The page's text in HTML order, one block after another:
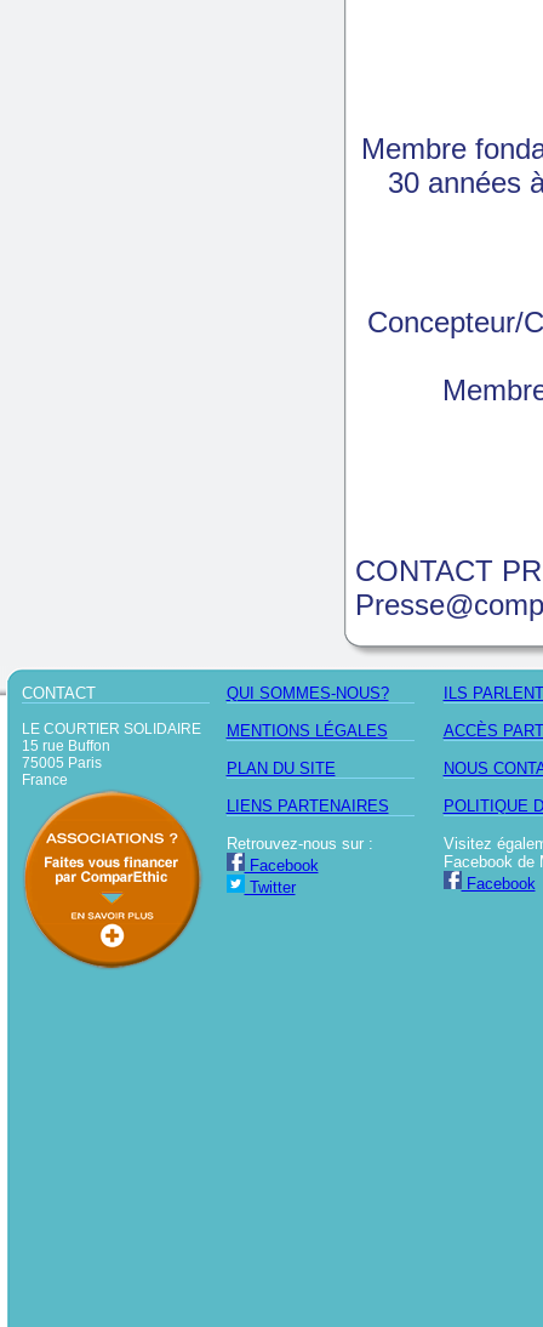
Membre
30 années
Concepteur/
CONTACT
CONTACT
LE COURTIER SOLIDAIRE
15 rue Buffon
75005 Paris
France
QUI SOMMES-NOUS?
MENTIONS LÉGALES
PLAN DU SITE
LIENS PARTENAIRES
Retrouvez-nous sur :
Facebook
Twitter
ILS
ACCÈS
NOUS
POLITIQUE
Visitez
Facebook de
Facebook